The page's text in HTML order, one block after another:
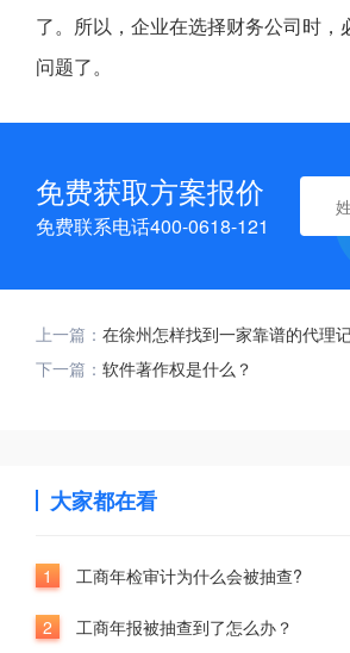
了。所以，企业在选择财务公司时
问题了。
免费获取方案报价
免费联系电话400-0618-121
上一篇： 在徐州怎样找到一家靠谱的代理
下一篇： 软件著作权是什么？
大家都在看
1 工商年检审计为什么会被抽查?
2 工商年报被抽查到了怎么办？